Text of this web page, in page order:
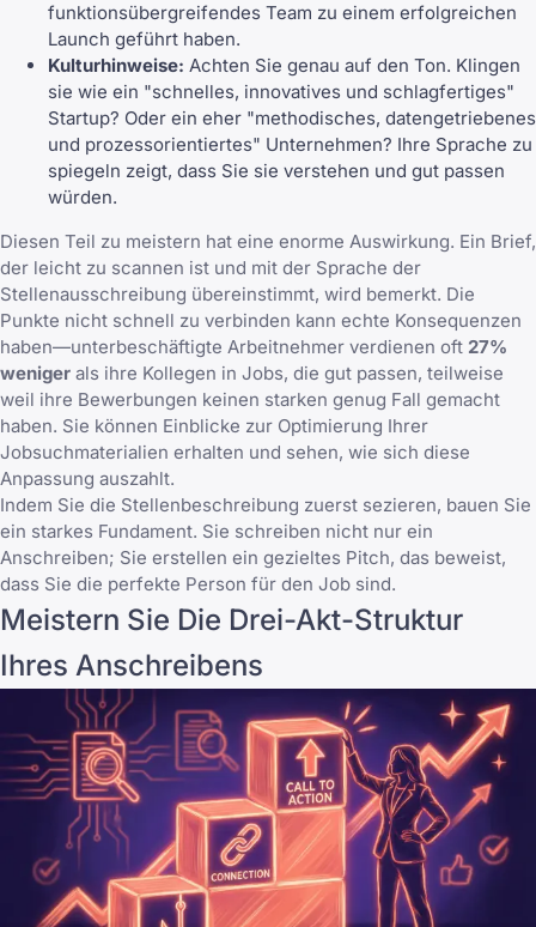
funktionsübergreifendes Team zu einem erfolgreichen
Launch geführt haben.
Kulturhinweise: Achten Sie genau auf den Ton. Klingen
sie wie ein "schnelles, innovatives und schlagfertiges"
Startup? Oder ein eher "methodisches, datengetriebenes
und prozessorientiertes" Unternehmen? Ihre Sprache zu
spiegeln zeigt, dass Sie sie verstehen und gut passen
würden.
Diesen Teil zu meistern hat eine enorme Auswirkung. Ein Brief,
der leicht zu scannen ist und mit der Sprache der
Stellenausschreibung übereinstimmt, wird bemerkt. Die
Punkte nicht schnell zu verbinden kann echte Konsequenzen
haben—unterbeschäftigte Arbeitnehmer verdienen oft 27%
weniger als ihre Kollegen in Jobs, die gut passen, teilweise
weil ihre Bewerbungen keinen starken genug Fall gemacht
haben. Sie können Einblicke zur Optimierung Ihrer
Jobsuchmaterialien erhalten und sehen, wie sich diese
Anpassung auszahlt.
Indem Sie die Stellenbeschreibung zuerst sezieren, bauen Sie
ein starkes Fundament. Sie schreiben nicht nur ein
Anschreiben; Sie erstellen ein gezieltes Pitch, das beweist,
dass Sie die perfekte Person für den Job sind.
Meistern Sie Die Drei-Akt-Struktur
Ihres Anschreibens